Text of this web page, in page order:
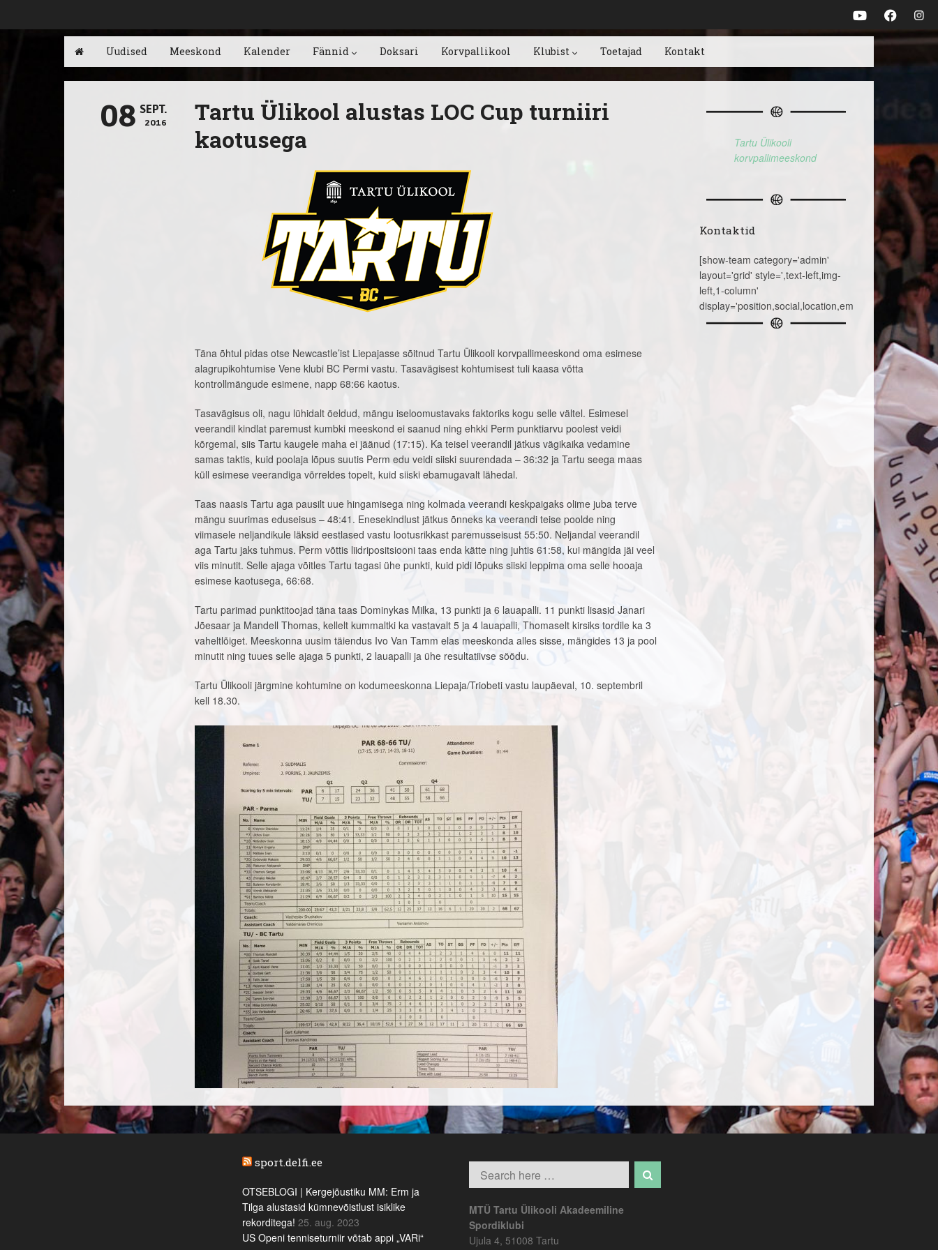
Uudised Meeskond Kalender Fännid Doksari Korvpallikool Klubist Toetajad Kontakt
08 SEPT.
2016
Tartu Ülikool alustas LOC Cup turniiri
kaotusega
Täna õhtul pidas otse Newcastle’ist Liepajasse sõitnud Tartu Ülikooli korvpallimeeskond oma esimese
alagrupikohtumise Vene klubi BC Permi vastu. Tasavägisest kohtumisest tuli kaasa võtta
kontrollmängude esimene, napp 68:66 kaotus.
Tasavägisus oli, nagu lühidalt öeldud, mängu iseloomustavaks faktoriks kogu selle vältel. Esimesel
veerandil kindlat paremust kumbki meeskond ei saanud ning ehkki Perm punktiarvu poolest veidi
kõrgemal, siis Tartu kaugele maha ei jäänud (17:15). Ka teisel veerandil jätkus vägikaika vedamine
samas taktis, kuid poolaja lõpus suutis Perm edu veidi siiski suurendada – 36:32 ja Tartu seega maas
küll esimese veerandiga võrreldes topelt, kuid siiski ebamugavalt lähedal.
Taas naasis Tartu aga pausilt uue hingamisega ning kolmada veerandi keskpaigaks olime juba terve
mängu suurimas eduseisus – 48:41. Enesekindlust jätkus õnneks ka veerandi teise poolde ning
viimasele neljandikule läksid eestlased vastu lootusrikkast paremusseisust 55:50. Neljandal veerandil
aga Tartu jaks tuhmus. Perm võttis liidripositsiooni taas enda kätte ning juhtis 61:58, kui mängida jäi veel
viis minutit. Selle ajaga võitles Tartu tagasi ühe punkti, kuid pidi lõpuks siiski leppima oma selle hooaja
esimese kaotusega, 66:68.
Tartu parimad punktitoojad täna taas Dominykas Milka, 13 punkti ja 6 lauapalli. 11 punkti lisasid Janari
Jõesaar ja Mandell Thomas, kellelt kummaltki ka vastavalt 5 ja 4 lauapalli, Thomaselt kirsiks tordile ka 3
vaheltlõiget. Meeskonna uusim täiendus Ivo Van Tamm elas meeskonda alles sisse, mängides 13 ja pool
minutit ning tuues selle ajaga 5 punkti, 2 lauapalli ja ühe resultatiivse söödu.
Tartu Ülikooli järgmine kohtumine on kodumeeskonna Liepaja/Triobeti vastu laupäeval, 10. septembril
kell 18.30.
Tartu Ülikooli
korvpallimeeskond
Kontaktid
[show-team category='admin'
layout='grid' style=',text-left,img-
left,1-column'
sport.delfi.ee
OTSEBLOGI | Kergejõustiku MM: Erm ja
Tilga alustasid kümnevõistlust isiklike
rekorditega! 25. aug. 2023
US Openi tenniseturniir võtab appi „VARi“
MTÜ Tartu Ülikooli Akadeemiline
Spordiklubi
Ujula 4, 51008 Tartu